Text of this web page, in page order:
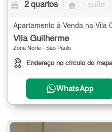
2 quartos - suíte
Apartamento à Venda na Vila
Vila Guilherme
Zona Norte - São Paulo
Endereço no círculo do mapa
WhatsApp